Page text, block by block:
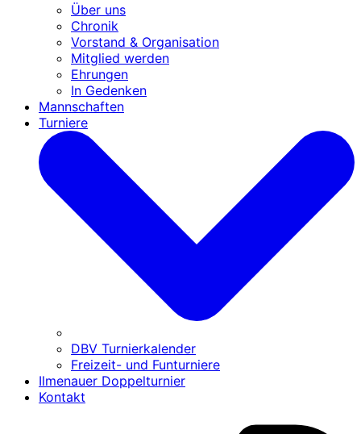
Über uns
Chronik
Vorstand & Organisation
Mitglied werden
Ehrungen
In Gedenken
Mannschaften
Turniere
DBV Turnierkalender
Freizeit- und Funturniere
Ilmenauer Doppelturnier
Kontakt